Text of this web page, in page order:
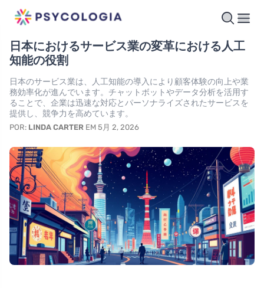
日本におけるサービス業の変革における人工
知能の役割
日本のサービス業は、人工知能の導入により顧客体験の向上や業
務効率化が進んでいます。チャットボットやデータ分析を活用す
ることで、企業は迅速な対応とパーソナライズされたサービスを
提供し、競争力を高めています。
POR: LINDA CARTER EM 5月 2, 2026